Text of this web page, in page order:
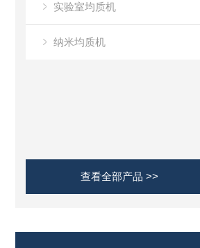
实验室均质机
纳米均质机
查看全部产品 >>